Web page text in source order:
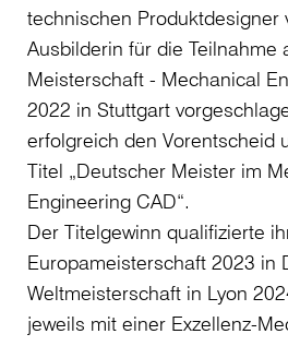
technischen Produktdesigner
Ausbilderin für die Teilnahme
Meisterschaft - Mechanical
2022 in Stuttgart
erfolgreich den Vorentscheid
Titel „Deutscher Meister im
Engineering CAD“.
Der Titelgewinn qualifizierte
Europameisterschaft 2023 in
Weltmeisterschaft in Lyon
jeweils mit einer Exzellenz-